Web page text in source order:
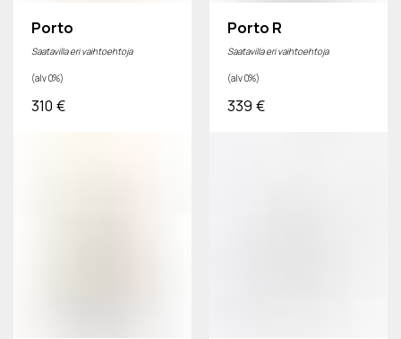
Porto
Saatavilla eri vaihtoehtoja
(alv 0%)
310 €
Porto R
Saatavilla eri vaihtoehtoja
(alv 0%)
339 €